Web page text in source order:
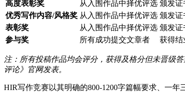
高度表彰奖
从入围作品中择优评选 颁发证
优秀写作内容/风格奖 从入围作品中择优评选 颁发证
表彰奖
从入围作品中择优评选 颁发证
参与奖
所有成功提交文章者 获得结
注：所有投稿作品均会评分，获得及格分但未晋级
评论》官网发表。
HIR写作竞赛以其明确的800-1200字篇幅要求、一